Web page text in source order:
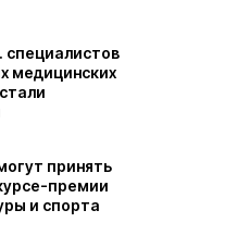
специалистов
медицинских
принять
премии
и спорта